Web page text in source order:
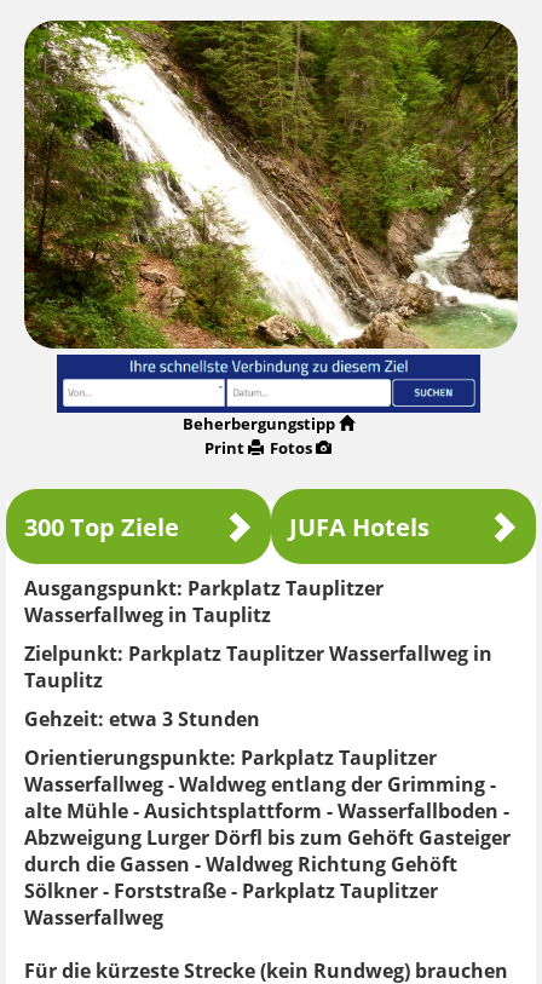
Beherbergungstipp
Print
Fotos
300 Top Ziele JUFA Hotels
Ausgangspunkt: Parkplatz Tauplitzer
Wasserfallweg in Tauplitz
Zielpunkt: Parkplatz Tauplitzer Wasserfallweg in
Tauplitz
Gehzeit: etwa 3 Stunden
Orientierungspunkte: Parkplatz Tauplitzer
Wasserfallweg - Waldweg entlang der Grimming -
alte Mühle - Ausichtsplattform - Wasserfallboden -
Abzweigung Lurger Dörfl bis zum Gehöft Gasteiger
durch die Gassen - Waldweg Richtung Gehöft
Sölkner - Forststraße - Parkplatz Tauplitzer
Wasserfallweg
Für die kürzeste Strecke (kein Rundweg) brauchen